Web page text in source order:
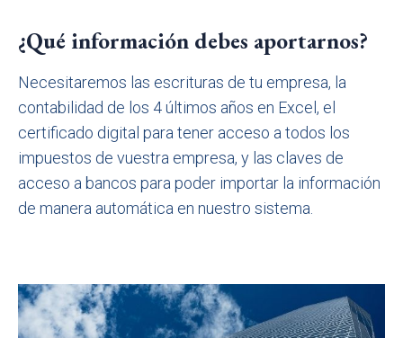
¿Qué información debes aportarnos?
Necesitaremos las escrituras de tu empresa, la
contabilidad de los 4 últimos años en Excel, el
certificado digital para tener acceso a todos los
impuestos de vuestra empresa, y las claves de
acceso a bancos para poder importar la información
de manera automática en nuestro sistema.